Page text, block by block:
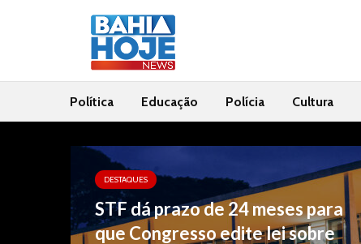
Política Educação Polícia Cultura
DESTAQUES
STF dá prazo de 24 meses para
que Congresso edite lei sobre